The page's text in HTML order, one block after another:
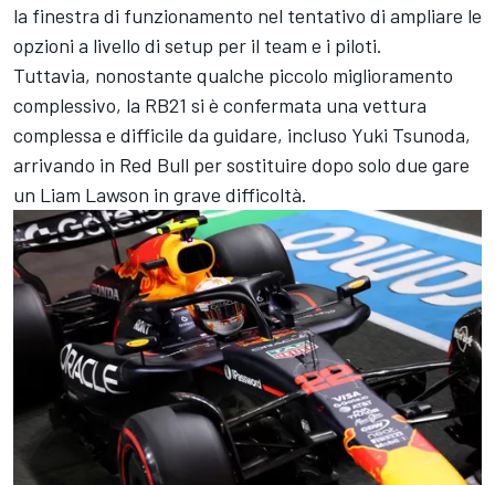
la finestra di funzionamento nel tentativo di ampliare le
opzioni a livello di setup per il team e i piloti.
Tuttavia, nonostante qualche piccolo miglioramento
complessivo, la RB21 si è confermata una vettura
complessa e difficile da guidare, incluso Yuki Tsunoda,
arrivando in Red Bull per sostituire dopo solo due gare
un Liam Lawson in grave difficoltà.